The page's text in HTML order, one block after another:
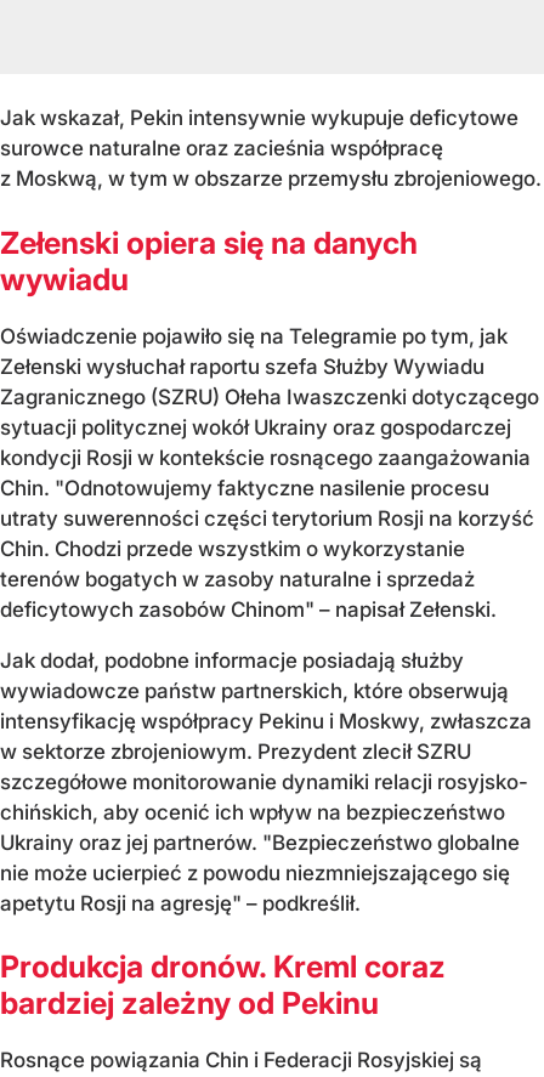
Jak wskazał, Pekin intensywnie wykupuje deficytowe
surowce naturalne oraz zacieśnia współpracę
z Moskwą, w tym w obszarze przemysłu zbrojeniowego.
Zełenski opiera się na danych
wywiadu
Oświadczenie pojawiło się na Telegramie po tym, jak
Zełenski wysłuchał raportu szefa Służby Wywiadu
Zagranicznego (SZRU) Ołeha Iwaszczenki dotyczącego
sytuacji politycznej wokół Ukrainy oraz gospodarczej
kondycji Rosji w kontekście rosnącego zaangażowania
Chin. "Odnotowujemy faktyczne nasilenie procesu
utraty suwerenności części terytorium Rosji na korzyść
Chin. Chodzi przede wszystkim o wykorzystanie
terenów bogatych w zasoby naturalne i sprzedaż
deficytowych zasobów Chinom" – napisał Zełenski.
Jak dodał, podobne informacje posiadają służby
wywiadowcze państw partnerskich, które obserwują
intensyfikację współpracy Pekinu i Moskwy, zwłaszcza
w sektorze zbrojeniowym. Prezydent zlecił SZRU
szczegółowe monitorowanie dynamiki relacji rosyjsko-
chińskich, aby ocenić ich wpływ na bezpieczeństwo
Ukrainy oraz jej partnerów. "Bezpieczeństwo globalne
nie może ucierpieć z powodu niezmniejszającego się
apetytu Rosji na agresję" – podkreślił.
Produkcja dronów. Kreml coraz
bardziej zależny od Pekinu
Rosnące powiązania Chin i Federacji Rosyjskiej są